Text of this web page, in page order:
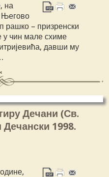
на
Његово
рашко – призренски
у чин мале схиме
давши му
Дечани (Св.
1998.